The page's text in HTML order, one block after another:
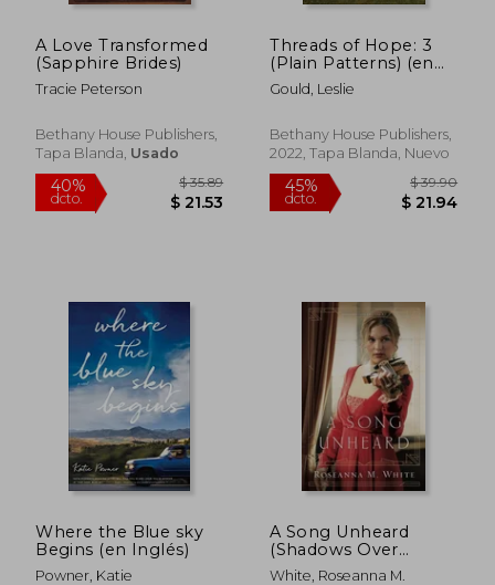
45% 45%
A Love Transformed
(Sapphire Brides)
Tracie Peterson
Bethany House Publishers,
Tapa Blanda, Usado
Threads of Hope: 3
(Plain Patterns) (en
Inglés)
Gould, Leslie
Bethany House Publishers,
2022, Tapa Blanda, Nuevo
Where the Blue sky
Begins (en Inglés)
Powner, Katie
A Song Unheard
(Shadows Over
England) (en Inglés)
White, Roseanna M.